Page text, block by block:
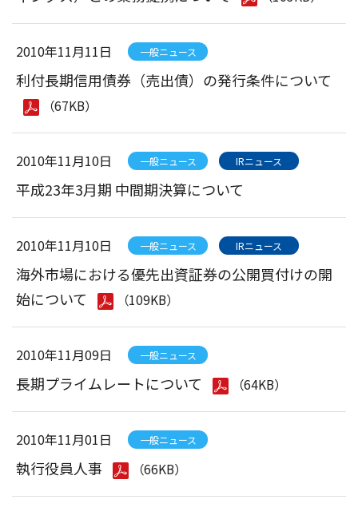
2010年11月11日 一般ニュース
利付長期信用債券（売出債）の発行条件について
（67KB）
2010年11月10日 一般ニュース IRニュース
平成23年3月期 中間期決算について
2010年11月10日 一般ニュース IRニュース
海外市場における優先出資証券の公開買付けの開
始について
（109KB）
2010年11月09日 一般ニュース
長期プライムレートについて （64KB）
2010年11月01日 一般ニュース
執行役員人事 （66KB）